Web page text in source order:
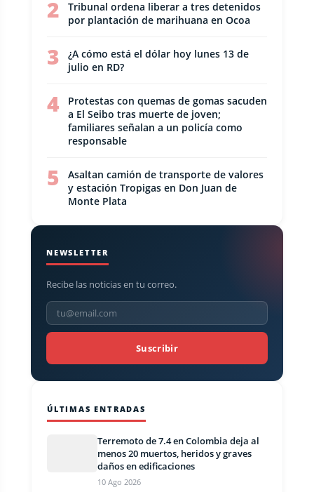
2
Tribunal ordena liberar a tres detenidos
por plantación de marihuana en Ocoa
3
¿A cómo está el dólar hoy lunes 13 de
julio en RD?
4
Protestas con quemas de gomas sacuden
a El Seibo tras muerte de joven;
familiares señalan a un policía como
responsable
5
Asaltan camión de transporte de valores
y estación Tropigas en Don Juan de
Monte Plata
NEWSLETTER
Recibe las noticias en tu correo.
Suscribir
ÚLTIMAS ENTRADAS
Terremoto de 7.4 en Colombia deja al
menos 20 muertos, heridos y graves
daños en edificaciones
10 Ago 2026